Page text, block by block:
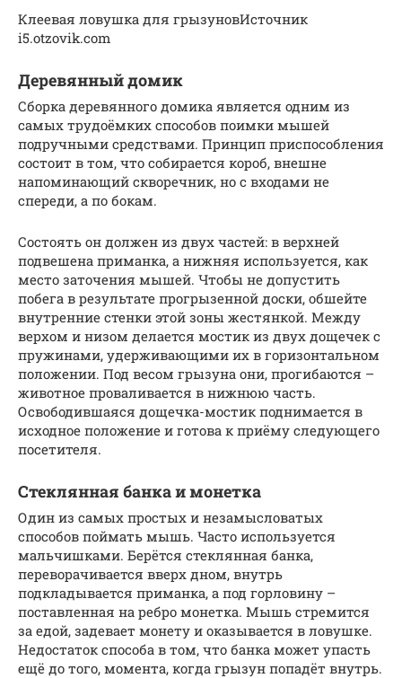
Клеевая ловушка для грызуновИсточник
i5.otzovik.com
Деревянный домик
Сборка деревянного домика является одним из
самых трудоёмких способов поимки мышей
подручными средствами. Принцип приспособления
состоит в том, что собирается короб, внешне
напоминающий скворечник, но с входами не
спереди, а по бокам.
Состоять он должен из двух частей: в верхней
подвешена приманка, а нижняя используется, как
место заточения мышей. Чтобы не допустить
побега в результате прогрызенной доски, обшейте
внутренние стенки этой зоны жестянкой. Между
верхом и низом делается мостик из двух дощечек с
пружинами, удерживающими их в горизонтальном
положении. Под весом грызуна они, прогибаются –
животное проваливается в нижнюю часть.
Освободившаяся дощечка-мостик поднимается в
исходное положение и готова к приёму следующего
посетителя.
Стеклянная банка и монетка
Один из самых простых и незамысловатых
способов поймать мышь. Часто используется
мальчишками. Берётся стеклянная банка,
переворачивается вверх дном, внутрь
подкладывается приманка, а под горловину –
поставленная на ребро монетка. Мышь стремится
за едой, задевает монету и оказывается в ловушке.
Недостаток способа в том, что банка может упасть
ещё до того, момента, когда грызун попадёт внутрь.